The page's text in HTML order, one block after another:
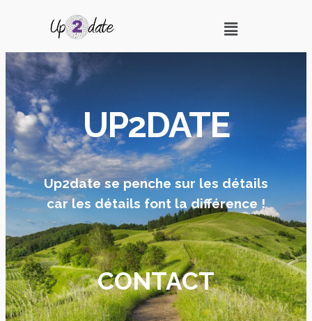
UP2DATE
Up2date se penche sur les détails
car les détails font la différence !
CONTACT